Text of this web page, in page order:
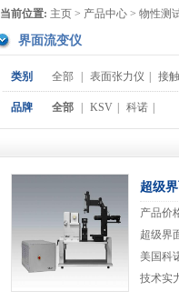
当前位置: 主页 > 产品中心 > 物性测
界面流变仪
类别 全部 表面张力仪 接
品牌 全部 KSV 科诺
超级
产品价
超级界
美国科
技术实